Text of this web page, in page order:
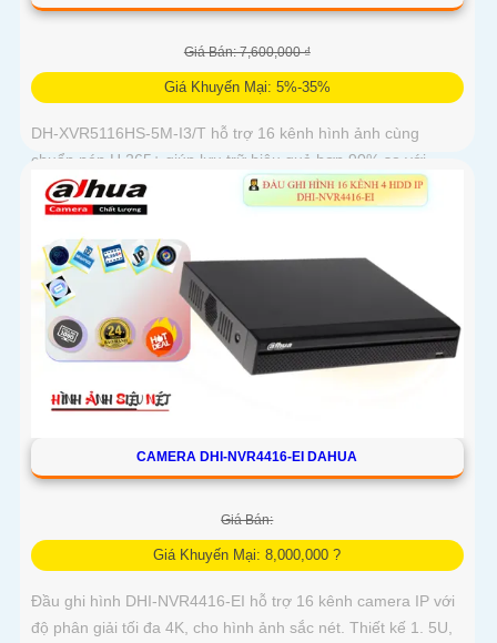
Giá Bán: 7,600,000 ₫
Giá Khuyến Mại: 5%-35%
DH-XVR5116HS-5M-I3/T hỗ trợ 16 kênh hình ảnh cùng
chuẩn nén H.265+ giúp lưu trữ hiệu quả hơn 90% so với
H.264 giao diện thân thiện dễ thao tác HDMI xuất 4K VGA
xuất 1080p khả...
CAMERA DHI-NVR4416-EI DAHUA
Giá Bán:
Giá Khuyến Mại: 8,000,000 ?
Đầu ghi hình DHI-NVR4416-EI hỗ trợ 16 kênh camera IP với
độ phân giải tối đa 4K, cho hình ảnh sắc nét. Thiết kế 1. 5U,